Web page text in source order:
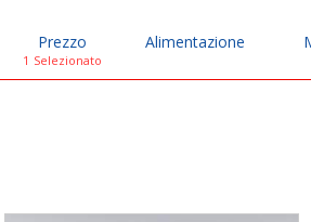
Prezzo
1 Selezionato
Alimentazione